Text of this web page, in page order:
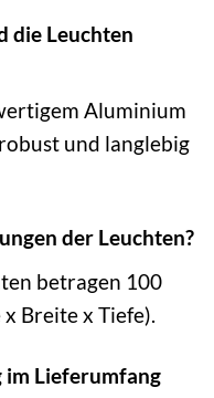
die Leuchten
Aluminium
und langlebig
der Leuchten?
betragen 100
Breite x Tiefe).
im Lieferumfang